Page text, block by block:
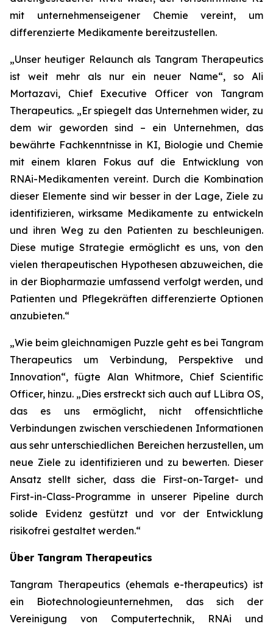
mit unternehmenseigener Chemie vereint, um
differenzierte Medikamente bereitzustellen.
„Unser heutiger Relaunch als Tangram Therapeutics
ist weit mehr als nur ein neuer Name“, so Ali
Mortazavi, Chief Executive Officer von Tangram
Therapeutics. „Er spiegelt das Unternehmen wider, zu
dem wir geworden sind – ein Unternehmen, das
bewährte Fachkenntnisse in KI, Biologie und Chemie
mit einem klaren Fokus auf die Entwicklung von
RNAi-Medikamenten vereint. Durch die Kombination
dieser Elemente sind wir besser in der Lage, Ziele zu
identifizieren, wirksame Medikamente zu entwickeln
und ihren Weg zu den Patienten zu beschleunigen.
Diese mutige Strategie ermöglicht es uns, von den
vielen therapeutischen Hypothesen abzuweichen, die
in der Biopharmazie umfassend verfolgt werden, und
Patienten und Pflegekräften differenzierte Optionen
anzubieten.“
„Wie beim gleichnamigen Puzzle geht es bei Tangram
Therapeutics um Verbindung, Perspektive und
Innovation“,fügte Alan Whitmore, Chief Scientific
Officer, hinzu. „Dies erstreckt sich auch auf LLibra OS,
das es uns ermöglicht, nicht offensichtliche
Verbindungen zwischen verschiedenen Informationen
aus sehr unterschiedlichen Bereichen herzustellen, um
neue Ziele zu identifizieren und zu bewerten. Dieser
Ansatz stellt sicher, dass die First-on-Target- und
First-in-Class-Programme in unserer Pipeline durch
solide Evidenz gestützt und vor der Entwicklung
risikofrei gestaltet werden.“
Über Tangram Therapeutics
Tangram Therapeutics (ehemals e-therapeutics) ist
ein Biotechnologieunternehmen, das sich der
Vereinigung von Computertechnik, RNAi und